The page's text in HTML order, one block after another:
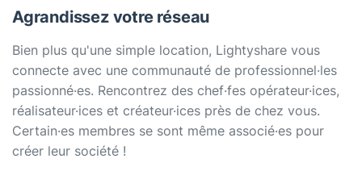
Agrandissez votre réseau
Bien plus qu'une simple location, Lightyshare vous
connecte avec une communauté de professionnel·les
passionné·es. Rencontrez des chef·fes opérateur·ices,
réalisateur·ices et créateur·ices près de chez vous.
Certain·es membres se sont même associé·es pour
créer leur société !